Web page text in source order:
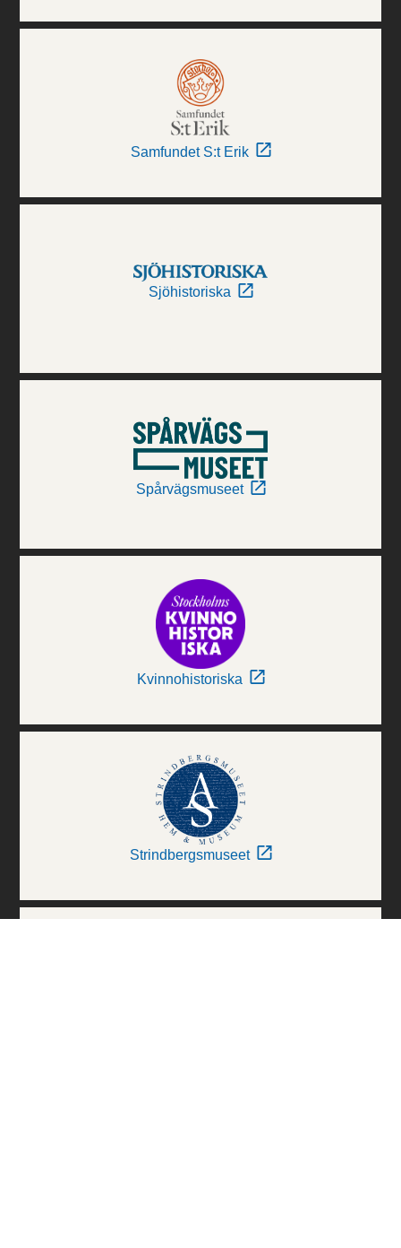
Samfundet S:t Erik
Sjöhistoriska
Spårvägsmuseet
Kvinnohistoriska
Strindbergsmuseet